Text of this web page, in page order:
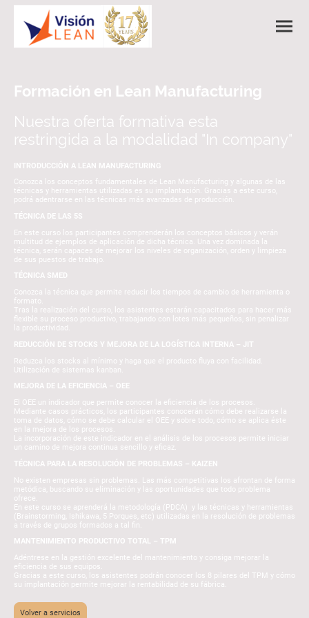
Formación en Lean Manufacturing
Nuestra oferta formativa esta
restringida a la modalidad "In company"
INTRODUCCIÓN A LEAN MANUFACTURING
Conozca los conceptos fundamentales de Lean Manufacturing y algunas de las
técnicas y herramientas utilizadas es su implantación. Gracias a este curso,
podrá adentrarse en las técnicas más avanzadas de producción.
TÉCNICA DE LAS 5S
En este curso los participantes comprenderán los conceptos básicos y verán
multitud de ejemplos de aplicación de dicha técnica. Una vez dominada la
técnica, serán capaces de mejorar los niveles de organización, orden y limpieza
de sus puestos de trabajo.
TÉCNICA SMED
Conozca la técnica que permite reducir los tiempos de cambio de herramienta o
formato.
Tras la realización del curso, los asistentes estarán capacitados para hacer más
flexible su proceso productivo, trabajando con lotes más pequeños, sin penalizar
la productividad.
REDUCCIÓN DE STOCKS Y MEJORA DE LA LOGÍSTICA INTERNA – JIT
Reduzca los stocks al mínimo y haga que el producto fluya con facilidad.
Utilización de sistemas kanban.
MEJORA DE LA EFICIENCIA – OEE
El OEE un indicador que permite conocer la eficiencia de los procesos.
Mediante casos prácticos, los participantes conocerán cómo debe realizarse la
toma de datos, cómo se debe calcular el OEE y sobre todo, cómo se aplica éste
en la mejora de los procesos.
La incorporación de este indicador en el análisis de los procesos permite iniciar
un camino de mejora continua sencillo y eficaz.
TÉCNICA PARA LA RESOLUCIÓN DE PROBLEMAS – KAIZEN
No existen empresas sin problemas. Las más competitivas los afrontan de forma
metódica, buscando su eliminación y las oportunidades que todo problema
ofrece.
En este curso se aprenderá la metodología (PDCA) y las técnicas y herramientas
(Brainstorming, Ishikawa, 5 Porques, etc) utilizadas en la resolución de problemas
a través de grupos formados a tal fin.
MANTENIMIENTO PRODUCTIVO TOTAL – TPM
Adéntrese en la gestión excelente del mantenimiento y consiga mejorar la
eficiencia de sus equipos.
Gracias a este curso, los asistentes podrán conocer los 8 pilares del TPM y cómo
su implantación permite mejorar la rentabilidad de su fábrica.
Volver a servicios